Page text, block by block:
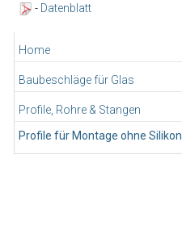
Home
Baubeschläge für Glas
Profile, Rohre & Stangen
Profile für Montage ohne Silikon
- Datenblatt